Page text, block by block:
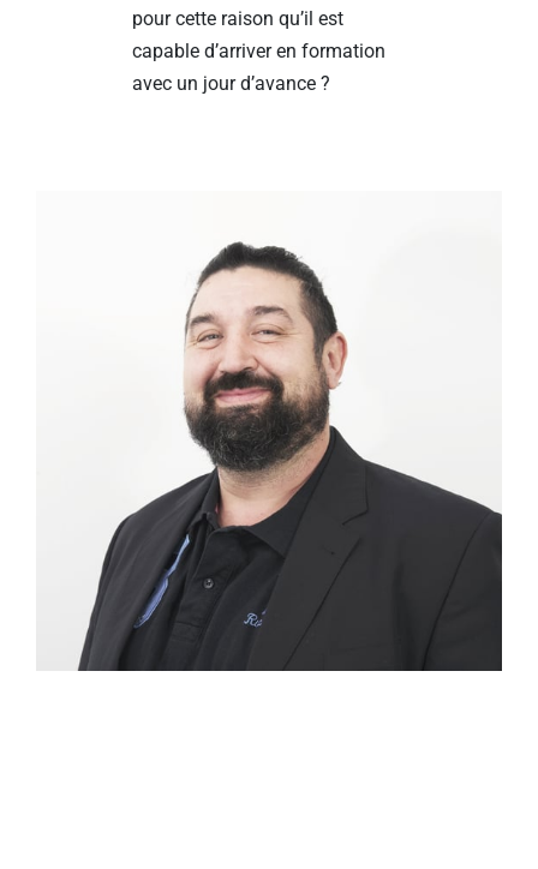
pour cette raison qu’il est
capable d’arriver en formation
avec un jour d’avance ?